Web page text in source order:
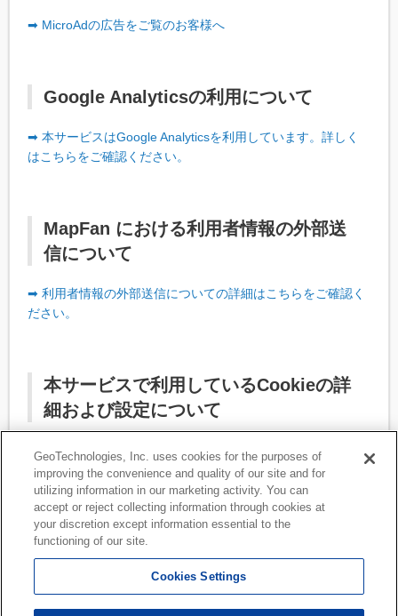
➡ MicroAdの広告をご覧のお客様へ
Google Analyticsの利用について
➡ 本サービスはGoogle Analyticsを利用しています。詳しく
はこちらをご確認ください。
MapFan における利用者情報の外部送
信について
➡ 利用者情報の外部送信についての詳細はこちらをご確認く
ださい。
本サービスで利用しているCookieの詳
細および設定について
➡ Cookie の許可・拒否設定についてはこちらをご確認くださ
い。
最終改訂日：2025年12月23日
GeoTechnologies, Inc. uses cookies for the purposes of
improving the convenience and quality of our site and for
utilizing information in our marketing activity. You can
accept or reject collecting information through cookies at
your discretion except information essential to the
functioning of our site.
Cookies Settings